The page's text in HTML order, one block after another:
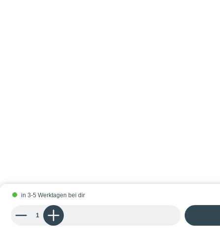
Produkt Anzahl: Gib den gewünschten Wert ein oder benutze die
in 3-5 Werktagen bei dir